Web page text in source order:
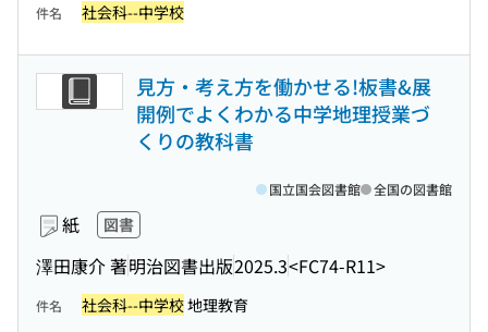
件名 社会科--中学校
見方・考え方を働かせる!板書&展
開例でよくわかる中学地理授業づ
くりの教科書
紙 図書
澤田康介 著明治図書出版2025.3<FC74-R11>
国立国会図書館 全国の図書館
件名 社会科--中学校地理教育